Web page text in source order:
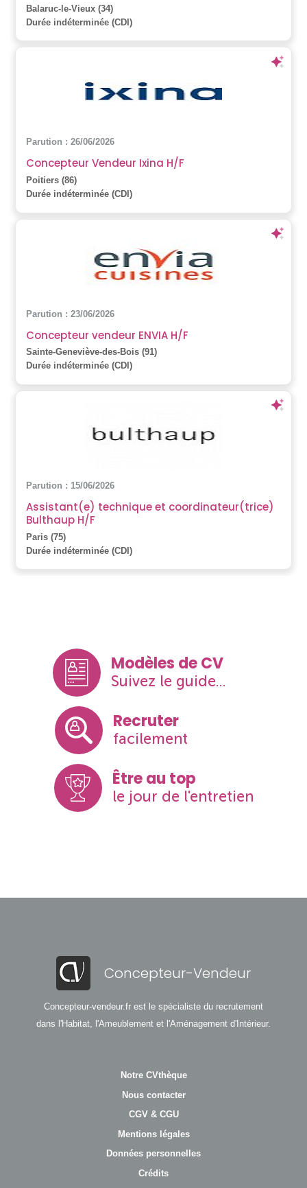
Balaruc-le-Vieux (34)
Durée indéterminée (CDI)
Parution : 26/06/2026
Concepteur Vendeur Ixina H/F
Poitiers (86)
Durée indéterminée (CDI)
Parution : 23/06/2026
Concepteur vendeur ENVIA H/F
Sainte-Geneviève-des-Bois (91)
Durée indéterminée (CDI)
Parution : 15/06/2026
Assistant(e) technique et coordinateur(trice)
Bulthaup H/F
Paris (75)
Durée indéterminée (CDI)
Modèles de CV
Suivez le guide...
Recruter
facilement
Être au top
le jour de l'entretien
Concepteur-Vendeur
Concepteur-vendeur.fr est le spécialiste du recrutement
dans l'Habitat, l'Ameublement et l'Aménagement d'Intérieur.
Notre CVthèque
Nous contacter
CGV & CGU
Mentions légales
Données personnelles
Crédits